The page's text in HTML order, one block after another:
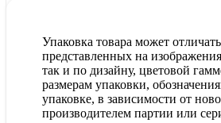
Упаковка товара может
представленных на
так и по дизайну, цветовой
размерам упаковки,
упаковке, в зависимости от
производителем партии или